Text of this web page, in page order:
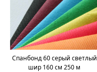
Спанбонд 60 серый светлый
шир 160 см 250 м